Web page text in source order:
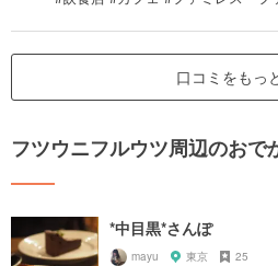
口コミをもっ
フツウニフルウツ周辺のおで
*中目黒*さんぽ
mayu 東京 25